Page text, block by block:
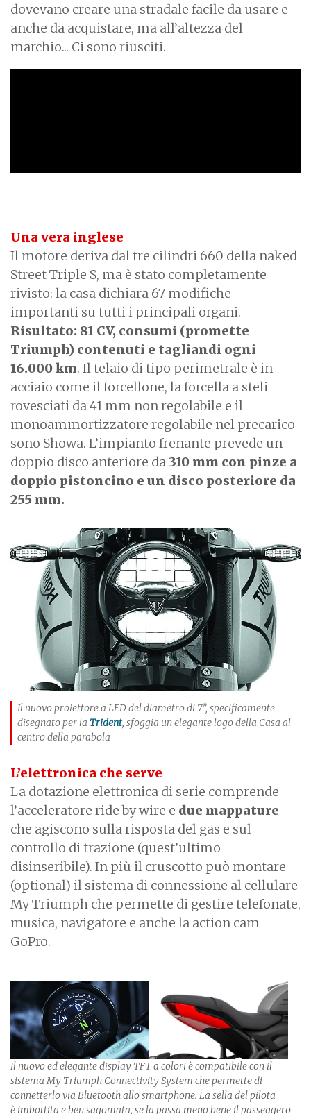
dovevano creare una stradale facile da usare e
anche da acquistare, ma all’altezza del
marchio... Ci sono riusciti.
Una vera inglese
Il motore deriva dal tre cilindri 660 della naked
Street Triple S, ma è stato completamente
rivisto: la casa dichiara 67 modifiche
importanti su tutti i principali organi.
Risultato: 81 CV, consumi (promette
Triumph) contenuti e tagliandi ogni
16.000 km. Il telaio di tipo perimetrale è in
acciaio come il forcellone, la forcella a steli
rovesciati da 41 mm non regolabile e il
monoammortizzatore regolabile nel precarico
sono Showa. L’impianto frenante prevede un
doppio disco anteriore da 310 mm con pinze a
doppio pistoncino e un disco posteriore da
255 mm.
Il nuovo proiettore a LED del diametro di 7”, specificamente
disegnato per la Trident, sfoggia un elegante logo della Casa al
centro della parabola
L’elettronica che serve
La dotazione elettronica di serie comprende
l’acceleratore ride by wire e due mappature
che agiscono sulla risposta del gas e sul
controllo di trazione (quest’ultimo
disinseribile). In più il cruscotto può montare
(optional) il sistema di connessione al cellulare
My Triumph che permette di gestire telefonate,
musica, navigatore e anche la action cam
GoPro.
Il nuovo ed elegante display TFT a colori è compatibile con il
sistema My Triumph Connectivity System che permette di
connetterlo via Bluetooth allo smartphone. La sella del pilota
è imbottita e ben sagomata, se la passa meno bene il passeggero